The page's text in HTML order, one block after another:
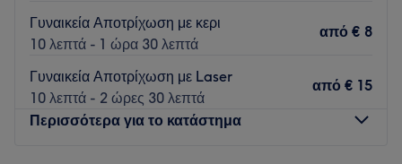
Γυναικεία Αποτρίχωση με κερι
10 λεπτά - 1 ώρα 30 λεπτά
από € 8
Γυναικεία Αποτρίχωση με Laser
10 λεπτά - 2 ώρες 30 λεπτά
από € 15
Περισσότερα για το κατάστημα